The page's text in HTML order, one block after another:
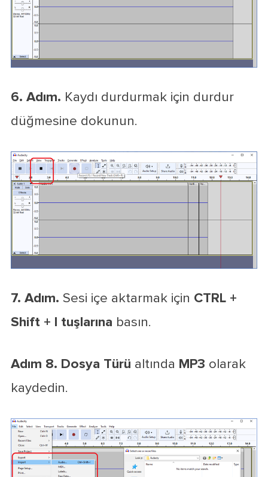
6. Adım. Kaydı durdurmak için durdur
düğmesine dokunun.
7. Adım. Sesi içe aktarmak için CTRL +
Shift + I tuşlarına basın.
Adım 8. Dosya Türü altında MP3 olarak
kaydedin.